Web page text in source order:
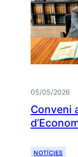
05/05/2026
Conveni
NOTÍCIES